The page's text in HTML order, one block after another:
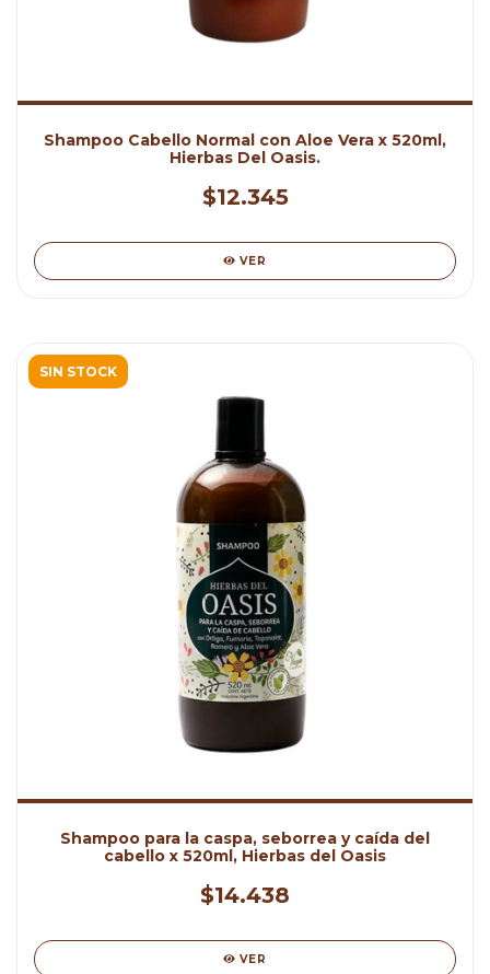
Shampoo Cabello Normal con Aloe Vera x 520ml,
Hierbas Del Oasis.
$12.345
VER
SIN STOCK
Shampoo para la caspa, seborrea y caída del
cabello x 520ml, Hierbas del Oasis
$14.438
VER